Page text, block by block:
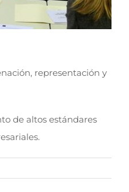
representación y
de altos estándares